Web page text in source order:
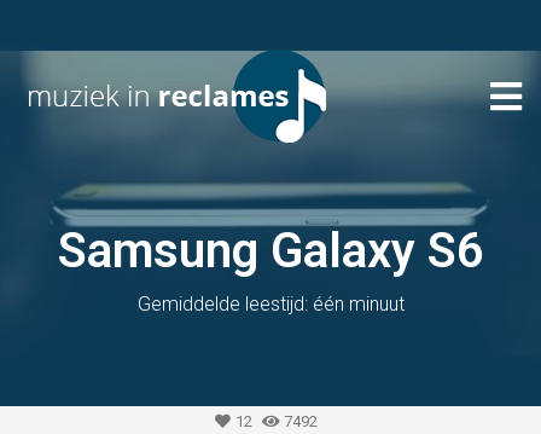
Samsung Galaxy S6
Gemiddelde leestijd: één minuut
12
7492